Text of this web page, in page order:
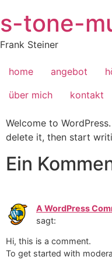
s-tone-
Frank Steiner
home angebot
über mich
kontakt
Welcome to
delete it, then start
Ein
A WordPress
sagt:
Hi, this is a comment.
To get started with